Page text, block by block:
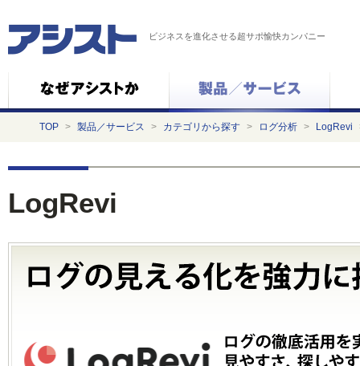
ビジネスを進化させる超サポ愉快カンパニー
TOP > 製品／サービス > カテゴリから探す > ログ分析 > LogRevi
LogRevi